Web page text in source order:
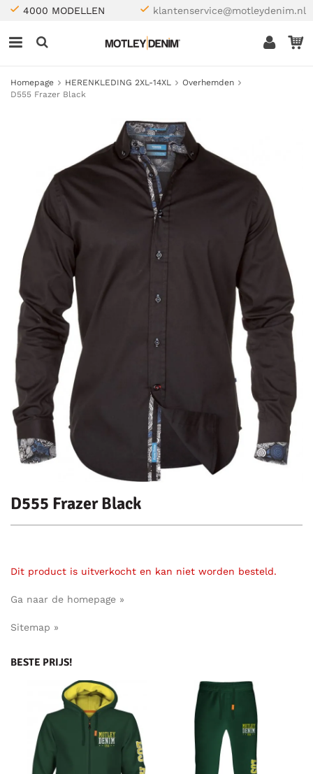
4000 MODELLEN klantenservice@motleydenim.nl
Homepage HERENKLEDING 2XL-14XL
Overhemden
D555 Frazer Black
D555 Frazer Black
Dit product is uitverkocht en kan niet worden besteld.
Ga naar de homepage »
Sitemap »
BESTE PRIJS!